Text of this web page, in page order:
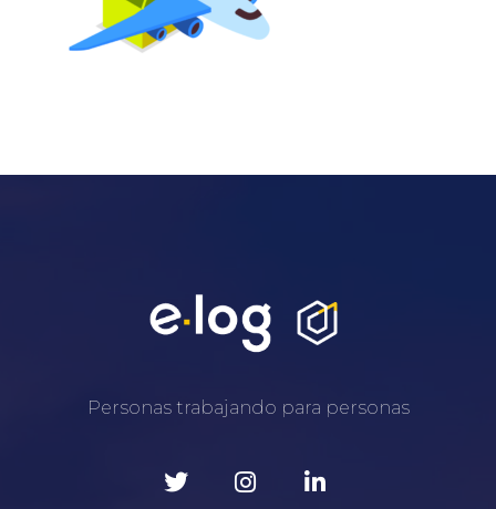
Personas trabajando para personas